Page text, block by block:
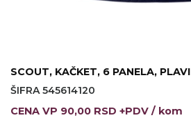
STRETCH TOPS
SUBLIMACIJA
SCOUT, KAČKET, 6 PANELA, PLAVI
ŠIFRA 545614120
CENA VP 90,00 RSD +PDV / kom